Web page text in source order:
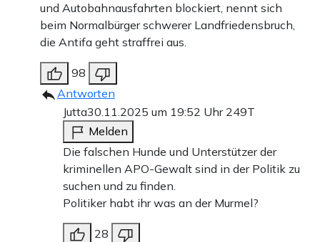
und Autobahnausfahrten blockiert, nennt sich
beim Normalbürger schwerer Landfriedensbruch,
die Antifa geht straffrei aus.
98
Antworten
Jutta30.11.2025 um 19:52 Uhr 249T
Melden
Die falschen Hunde und Unterstützer der
kriminellen APO-Gewalt sind in der Politik zu
suchen und zu finden.
Politiker habt ihr was an der Murmel?
28